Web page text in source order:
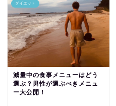
ダイエット
減量中の食事メニューはどう
選ぶ？男性が選ぶべきメニュ
ー大公開！